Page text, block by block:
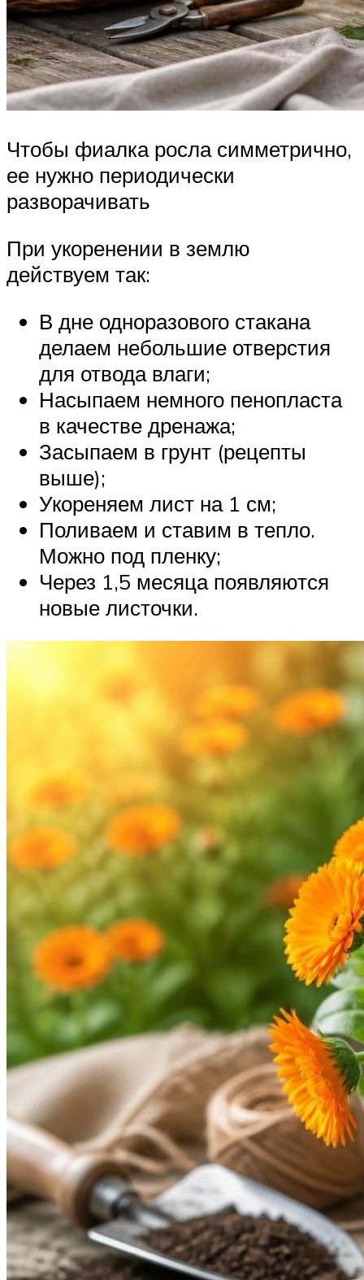
Чтобы фиалка росла симметрично,
ее нужно периодически
разворачивать
При укоренении в землю
действуем так:
В дне одноразового стакана
делаем небольшие отверстия
для отвода влаги;
Насыпаем немного пенопласта
в качестве дренажа;
Засыпаем в грунт (рецепты
выше);
Укореняем лист на 1 см;
Поливаем и ставим в тепло.
Можно под пленку;
Через 1,5 месяца появляются
новые листочки.